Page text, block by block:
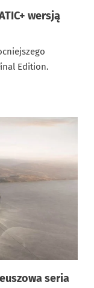
wersją
Edition.
seria